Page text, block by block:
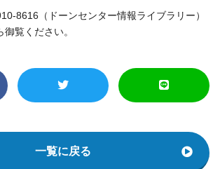
8616（ドーンセンター情報ライブラリー）
御覧ください。
一覧に戻る